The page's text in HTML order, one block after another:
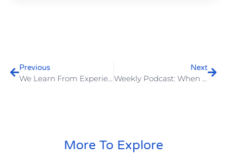
Previous
We Learn From Experience And Past Mistakes
Next
Weekly Podcast: When Design Meets Technology
More To Explore